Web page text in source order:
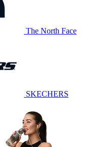
The North Face
SKECHERS